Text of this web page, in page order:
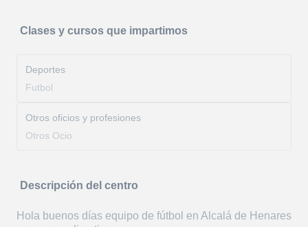
Clases y cursos que impartimos
Deportes
Futbol
Otros oficios y profesiones
Otros Ocio
Descripción del centro
Hola buenos días equipo de fútbol en Alcalá de Henares